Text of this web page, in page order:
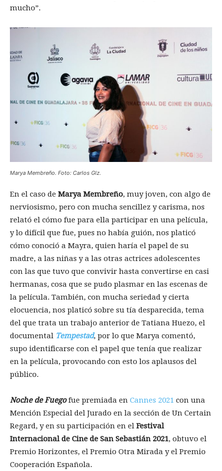
mucho”.
Marya Membreño. Foto: Carlos Glz.
En el caso de Marya Membreño, muy joven, con algo de
nerviosismo, pero con mucha sencillez y carisma, nos
relató el cómo fue para ella participar en una película,
y lo difícil que fue, pues no había guión, nos platicó
cómo conoció a Mayra, quien haría el papel de su
madre, a las niñas y a las otras actrices adolescentes
con las que tuvo que convivir hasta convertirse en casi
hermanas, cosa que se pudo plasmar en las escenas de
la película. También, con mucha seriedad y cierta
elocuencia, nos platicó sobre su tía desparecida, tema
del que trata un trabajo anterior de Tatiana Huezo, el
documental Tempestad, por lo que Marya comentó,
supo identificarse con el papel que tenía que realizar
en la película, provocando con esto los aplausos del
público.
Noche de Fuegofue premiada en Cannes 2021 con una
Mención Especial del Jurado en la sección de Un Certain
Regard, y en su participación en el Festival
Internacional de Cine de San Sebastián 2021, obtuvo el
Premio Horizontes, el Premio Otra Mirada y el Premio
Cooperación Española.